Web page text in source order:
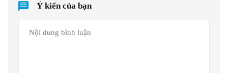
Ý kiến của bạn